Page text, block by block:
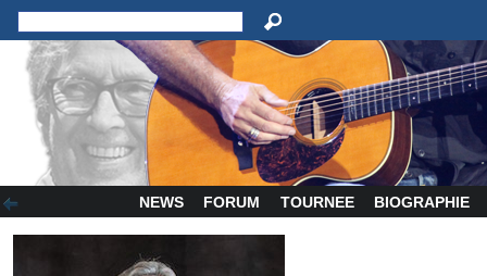
NEWS FORUM TOURNEE BIOGRAPHIE